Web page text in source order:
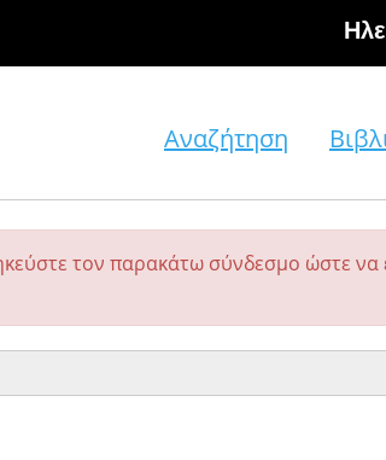
Αναζήτηση
τον παρακάτω σύνδεσμο ώστε να